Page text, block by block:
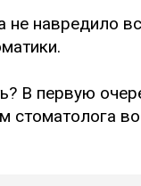
не навредило
В первую
стоматолога